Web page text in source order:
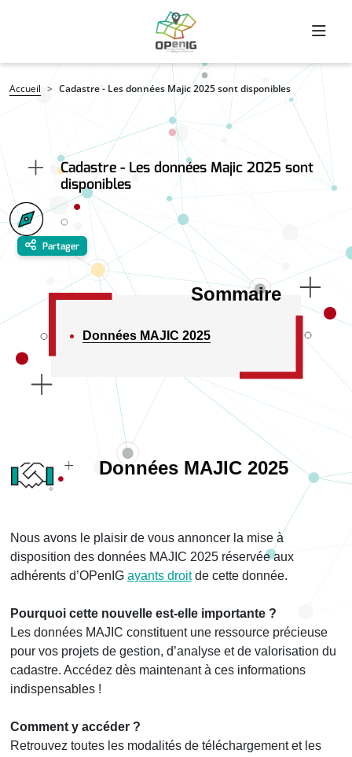
Fil d'Ariane
Accueil Cadastre - Les données Majic 2025 sont disponibles
Cadastre - Les données Majic 2025 sont
disponibles
Partager
Sommaire
Données MAJIC 2025
Données MAJIC 2025
Nous avons le plaisir de vous annoncer la mise à
disposition des données MAJIC 2025 réservée aux
adhérents d’OPenIG ayants droitde cette donnée.
Pourquoi cette nouvelle est-elle importante ?
Les données MAJIC constituent une ressource précieuse
pour vos projets de gestion, d’analyse et de valorisation du
cadastre. Accédez dès maintenant à ces informations
indispensables !
Comment y accéder ?
Retrouvez toutes les modalités de téléchargement et les